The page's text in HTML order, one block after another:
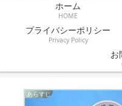
ホーム
HOME
プライバシーポリシー
Privacy Policy
お
あらすじ